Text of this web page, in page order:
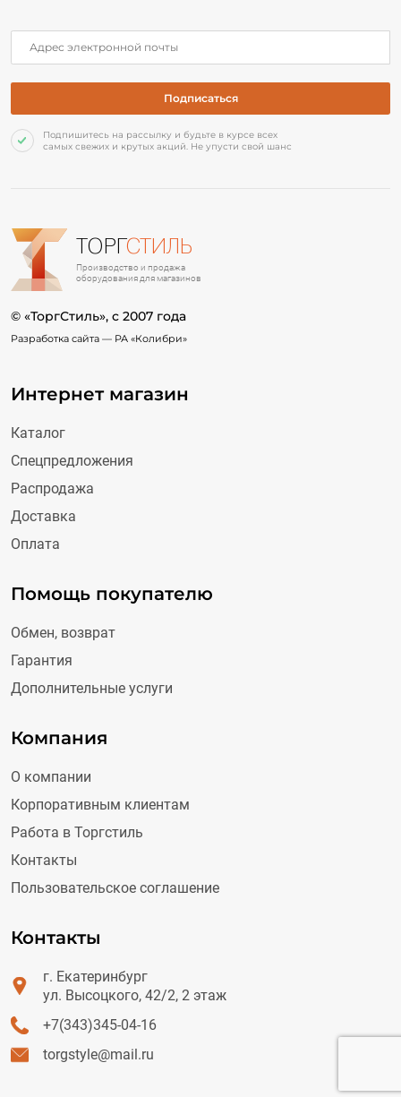
Подпишитесь на рассылку и будьте в курсе всех
самых свежих и крутых акций. Не упусти свой шанс
ТОРГСТИЛЬ
Производство и продажа
оборудования для магазинов
© «ТоргСтиль», c 2007 года
Разработка сайта — РА «Колибри»
Интернет магазин
Каталог
Спецпредложения
Распродажа
Доставка
Оплата
Помощь покупателю
Обмен, возврат
Гарантия
Дополнительные услуги
Компания
О компании
Корпоративным клиентам
Работа в Торгстиль
Контакты
Пользовательское соглашение
Контакты
г. Екатеринбург
ул. Высоцкого, 42/2, 2 этаж
+7(343)345-04-16
torgstyle@mail.ru